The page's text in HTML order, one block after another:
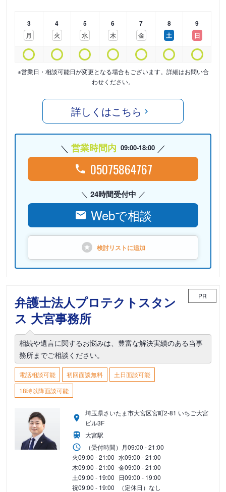
3
月
4
火
5
水
6
木
7
金
8
土
9
日
※営業日・相談可能日が変更となる場合もございます。詳細はお問い合
わせください。
詳しくはこちら
営業時間内 09:00-18:00
05075864767
24時間受付中
Webで相談
検討リストに追加
弁護士法人プロテクトスタン
ス 大宮事務所
PR
相続や遺言に関するお悩みは、豊富な解決実績のある当事
務所までご相談ください。
電話相談可能 初回面談無料
土日面談可能
18時以降面談可能
埼玉県さいたま市大宮区宮町2-81 いちご大宮
ビル3F
大宮駅
（受付時間） 月09:00 - 21:00
火09:00 - 21:00 水09:00 - 21:00
木09:00 - 21:00 金09:00 - 21:00
土09:00 - 19:00 日09:00 - 19:00
祝09:00 - 19:00 （定休日）なし